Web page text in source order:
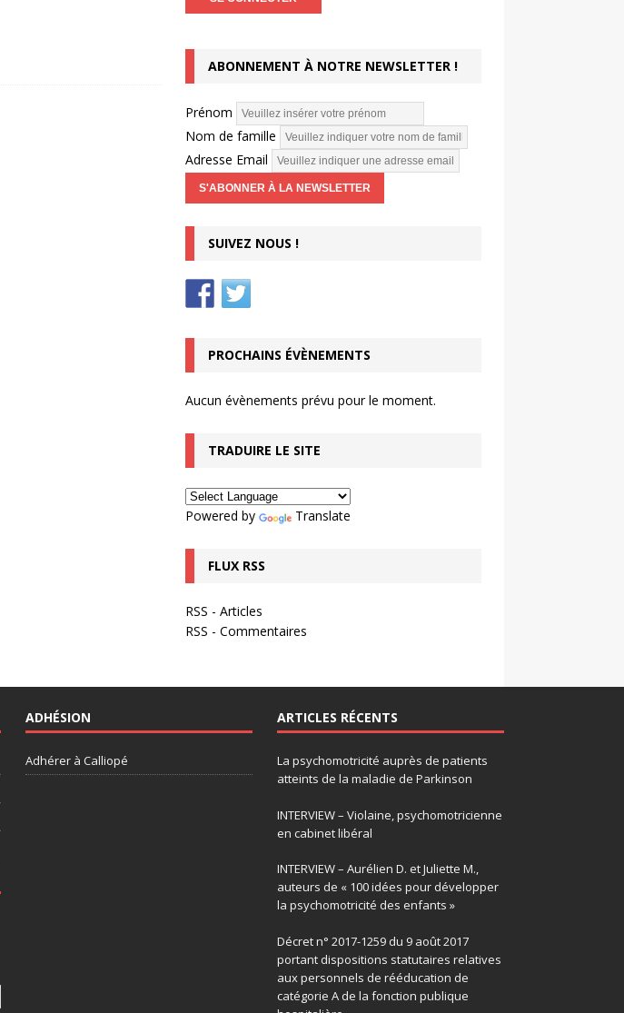
ABONNEMENT À NOTRE NEWSLETTER !
Prénom
Nom de famille
Adresse Email
SUIVEZ NOUS !
PROCHAINS ÉVÈNEMENTS
Aucun évènements prévu pour le moment.
TRADUIRE LE SITE
Powered by Translate
FLUX RSS
RSS - Articles
RSS - Commentaires
ADHÉSION
Adhérer à Calliopé
ARTICLES RÉCENTS
La psychomotricité auprès de patients
atteints de la maladie de Parkinson
INTERVIEW – Violaine, psychomotricienne
en cabinet libéral
INTERVIEW – Aurélien D. et Juliette M.,
auteurs de « 100 idées pour développer
la psychomotricité des enfants »
Décret n° 2017-1259 du 9 août 2017
portant dispositions statutaires relatives
aux personnels de rééducation de
catégorie A de la fonction publique